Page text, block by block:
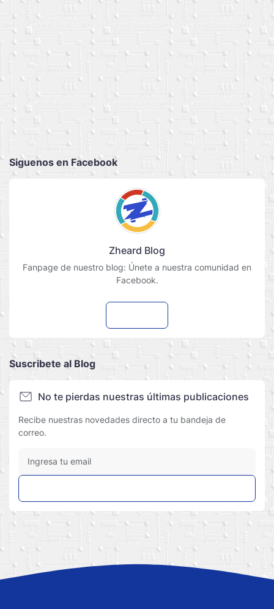
Siguenos en Facebook
Zheard Blog
Fanpage de nuestro blog: Únete a nuestra comunidad en
Facebook.
Suscribete al Blog
No te pierdas nuestras últimas publicaciones
Recibe nuestras novedades directo a tu bandeja de
correo.